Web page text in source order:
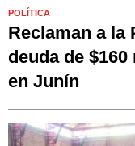
POLÍTICA
Reclaman a la
deuda de
en Junín